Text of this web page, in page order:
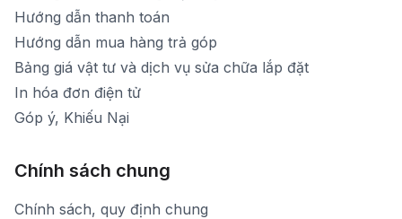
Hướng dẫn thanh toán
Hướng dẫn mua hàng trả góp
Bảng giá vật tư và dịch vụ sửa chữa lắp đặt
In hóa đơn điện tử
Góp ý, Khiếu Nại
Chính sách chung
Chính sách, quy định chung